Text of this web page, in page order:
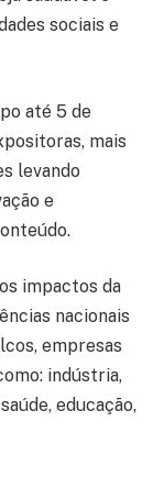
sociais e
até 5 de
mais
levando
e
impactos da
nacionais
empresas
indústria,
educação,